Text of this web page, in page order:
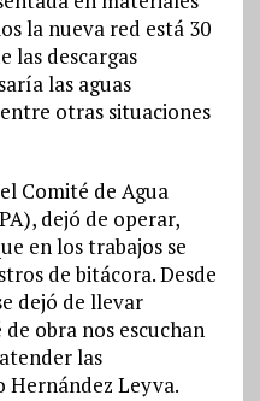
la nueva red está 30
las descargas
las aguas
otras situaciones
Comité de Agua
dejó de operar,
en los trabajos se
de bitácora. Desde
dejó de llevar
obra nos escuchan
las
Hernández Leyva.